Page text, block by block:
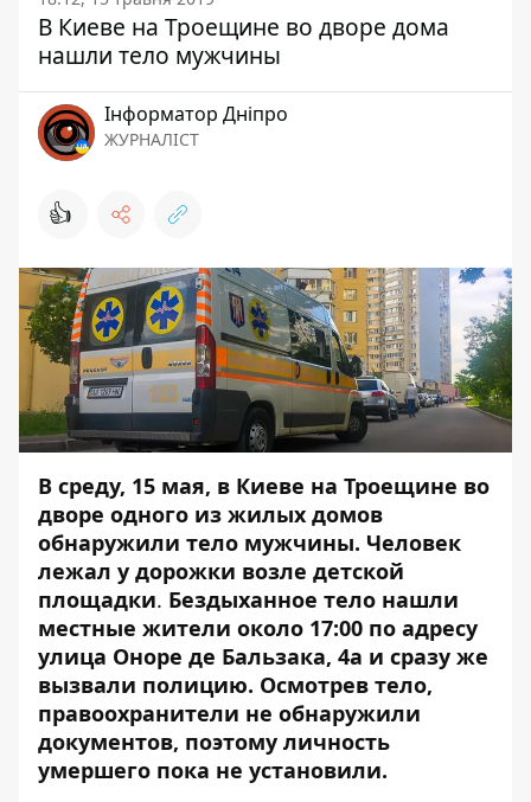
В Киеве на Троещине во дворе дома
нашли тело мужчины
Інформатор Дніпро
ЖУРНАЛІСТ
👍
В среду, 15 мая, в Киеве на Троещине во
дворе одного из жилых домов
обнаружили тело мужчины. Человек
лежал у дорожки возле детской
площадки. Бездыханное тело нашли
местные жители около 17:00 по адресу
улица Оноре де Бальзака, 4а и сразу же
вызвали полицию. Осмотрев тело,
правоохранители не обнаружили
документов, поэтому личность
умершего пока не установили.